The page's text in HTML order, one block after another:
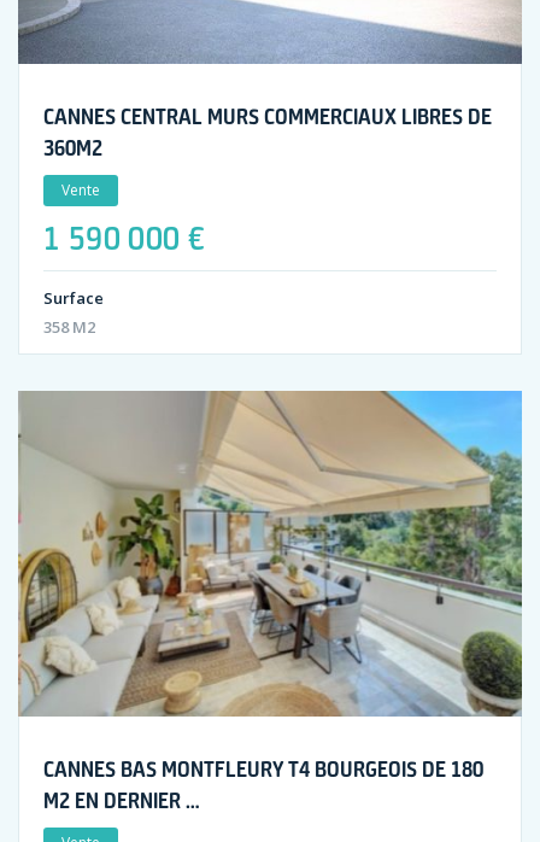
CANNES CENTRAL MURS COMMERCIAUX LIBRES DE
360M2
Vente
1 590 000 €
Surface
358 M2
CANNES BAS MONTFLEURY T4 BOURGEOIS DE 180
M2 EN DERNIER …